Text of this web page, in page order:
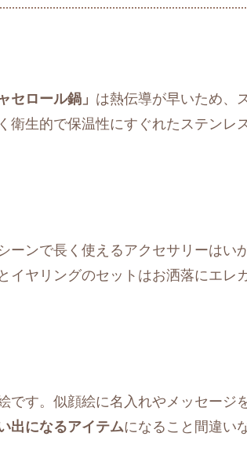
セロール鍋」 は熱伝導が早いため、
衛生的で保温性にすぐれたステンレ
ンで長く使えるアクセサリーはい
ヤリングのセットはお洒落にエレ
です。似顔絵に名入れやメッセージ
出になるアイテムになること間違い